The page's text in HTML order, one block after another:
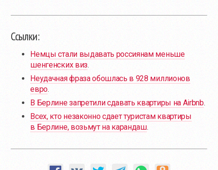
Ссылки:
Немцы стали выдавать россиянам меньше
шенгенских виз.
Неудачная фраза обошлась в 928 миллионов
евро.
В Берлине запретили сдавать квартиры на Airbnb.
Всех, кто незаконно сдает туристам квартиры
в Берлине, возьмут на карандаш.